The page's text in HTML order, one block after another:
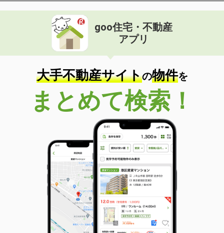
goo住宅・不動産
アプリ
大手不動産サイトの物件を
まとめて検索！